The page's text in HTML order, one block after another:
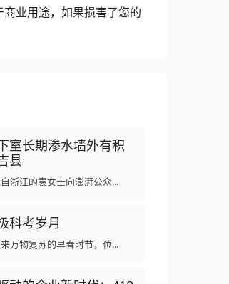
业用途，如果损害了您的
室长期渗水墙外有积
县
江的袁女士向澎湃公众...
科考岁月
物复苏的早春时节，位...